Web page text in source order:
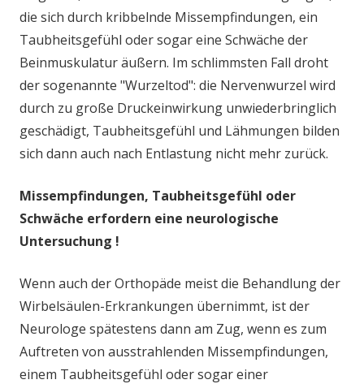
die sich durch kribbelnde Missempfindungen, ein
Taubheitsgefühl oder sogar eine Schwäche der
Beinmuskulatur äußern. Im schlimmsten Fall droht
der sogenannte "Wurzeltod": die Nervenwurzel wird
durch zu große Druckeinwirkung unwiederbringlich
geschädigt, Taubheitsgefühl und Lähmungen bilden
sich dann auch nach Entlastung nicht mehr zurück.
Missempfindungen, Taubheitsgefühl oder
Schwäche erfordern eine neurologische
Untersuchung !
Wenn auch der Orthopäde meist die Behandlung der
Wirbelsäulen-Erkrankungen übernimmt, ist der
Neurologe spätestens dann am Zug, wenn es zum
Auftreten von ausstrahlenden Missempfindungen,
einem Taubheitsgefühl oder sogar einer